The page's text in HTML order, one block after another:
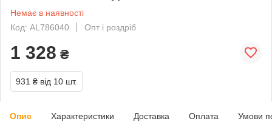
Немає в наявності
Код: AL786040
Опт і роздріб
1 328 ₴
931 ₴ від 10 шт.
Опис Характеристики Доставка Оплата Умови